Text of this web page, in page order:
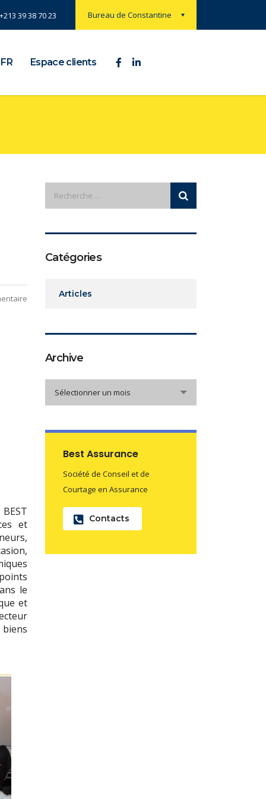
Bureau de Constantine
+213 39 38 70 23
FR Espace clients
et
le
et
Catégories
Articles
Archive
Sélectionner un mois
Best Assurance
Société de Conseil et de
Courtage en Assurance
Contacts